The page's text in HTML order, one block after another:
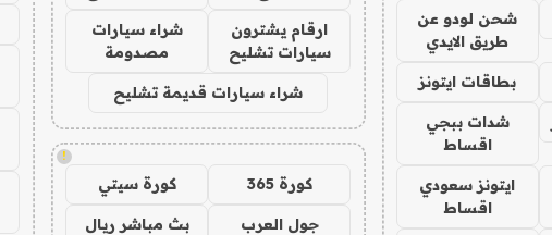
شحن لودو عن
طريق الايدي
بطاقات ايتونز
شدات ببجي
اقساط
ايتونز سعودي
اقساط
ارقام يشترون
سيارات تشليح
شراء سيارات
مصدومة
شراء سيارات قديمة تشليح
!
كورة 365 كورة سيتي
جول العرب
بث مباشر ريال